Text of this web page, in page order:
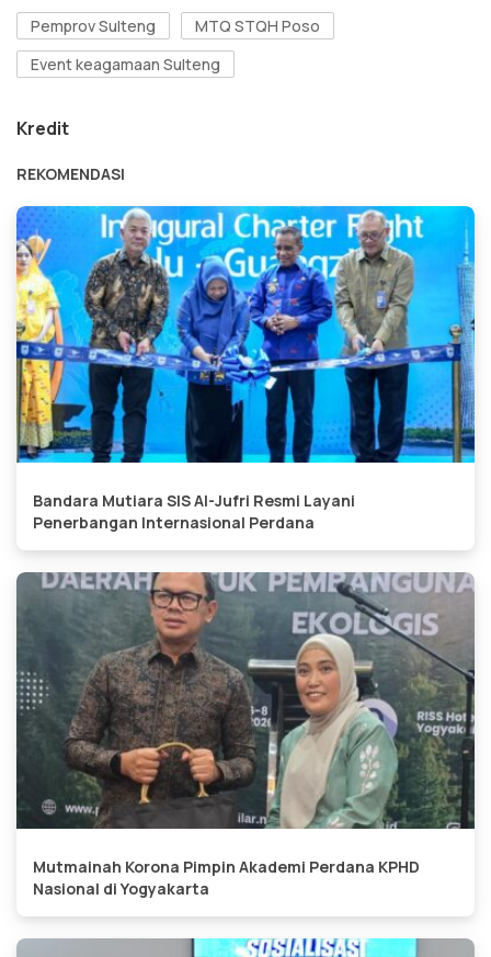
Pemprov Sulteng
MTQ STQH Poso
Event keagamaan Sulteng
Kredit
REKOMENDASI
Bandara Mutiara SIS Al-Jufri Resmi Layani
Penerbangan Internasional Perdana
Mutmainah Korona Pimpin Akademi Perdana KPHD
Nasional di Yogyakarta